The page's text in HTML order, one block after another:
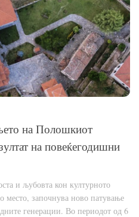
на Полошкиот
на повеќегодишни
и љубовта кон културното
место, започнува ново патување
генерации. Во периодот од 6